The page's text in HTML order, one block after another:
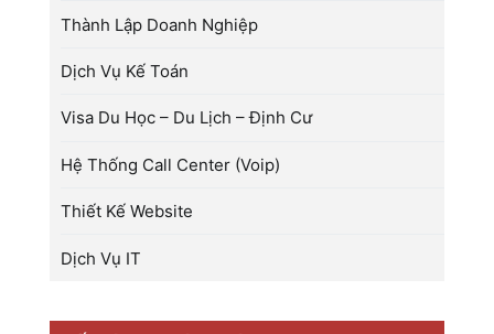
Thành Lập Doanh Nghiệp
Dịch Vụ Kế Toán
Visa Du Học – Du Lịch – Định Cư
Hệ Thống Call Center (Voip)
Thiết Kế Website
Dịch Vụ IT